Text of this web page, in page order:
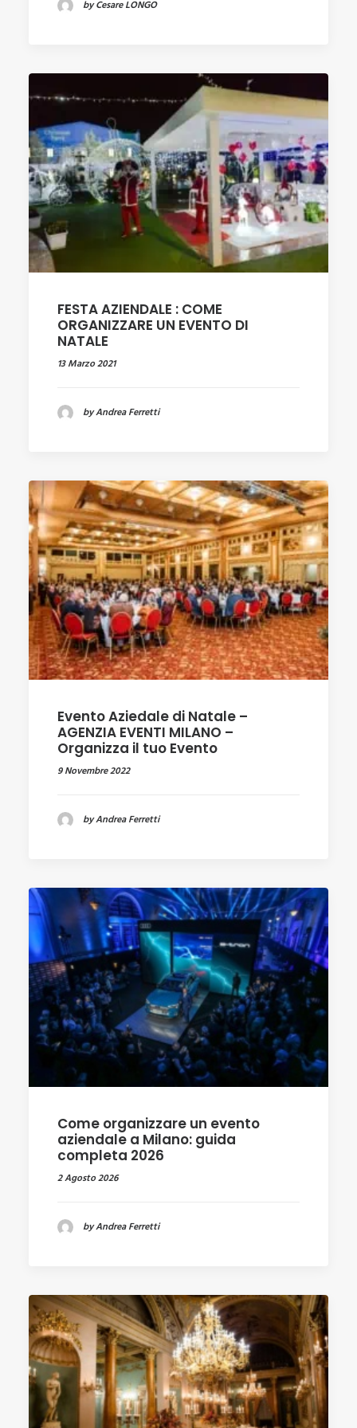
by Cesare LONGO
FESTA AZIENDALE : COME
ORGANIZZARE UN EVENTO DI
NATALE
13 Marzo 2021
by Andrea Ferretti
Evento Aziedale di Natale –
AGENZIA EVENTI MILANO –
Organizza il tuo Evento
9 Novembre 2022
by Andrea Ferretti
Come organizzare un evento
aziendale a Milano: guida
completa 2026
2 Agosto 2026
by Andrea Ferretti